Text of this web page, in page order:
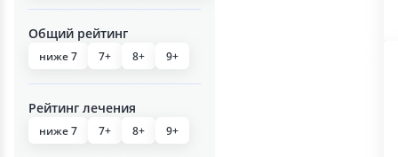
Общий рейтинг
ниже 7 7+ 8+ 9+
Рейтинг лечения
ниже 7 7+ 8+ 9+